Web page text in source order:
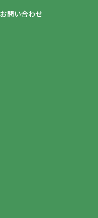
お問い合わせ